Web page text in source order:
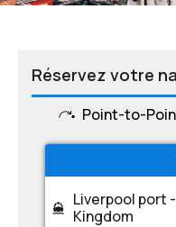
Réservez votre
Point-to-
Liverpool port
Kingdom